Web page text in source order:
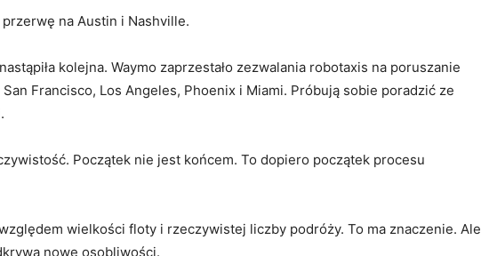
na Austin i Nashville.
kolejna. Waymo zaprzestało zezwalania robotaxis na poruszanie
Francisco, Los Angeles, Phoenix i Miami. Próbują sobie poradzić ze
Początek nie jest końcem. To dopiero początek procesu
wielkości floty i rzeczywistej liczby podróży. To ma znaczenie. Ale
nowe osobliwości.